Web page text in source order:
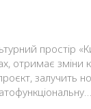
простір
отримає зміни
залучить